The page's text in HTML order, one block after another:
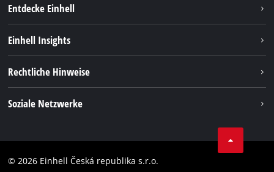
Entdecke Einhell
Akkusystem
Einhell Insights
Rechtliche Hinweise
Barrierefreiheits-Erklärung
Soziale Netzwerke
Instagram
© 2026 Einhell Česká republika s.r.o.